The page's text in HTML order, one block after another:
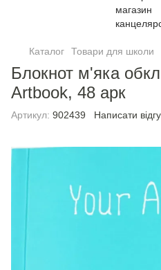
Каталог Товари для школи
Блокнот м'яка
Artbook, 48 арк
Артикул: 902439 Написати